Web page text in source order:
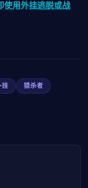
使用外挂逃脱或战
挂
猎杀者